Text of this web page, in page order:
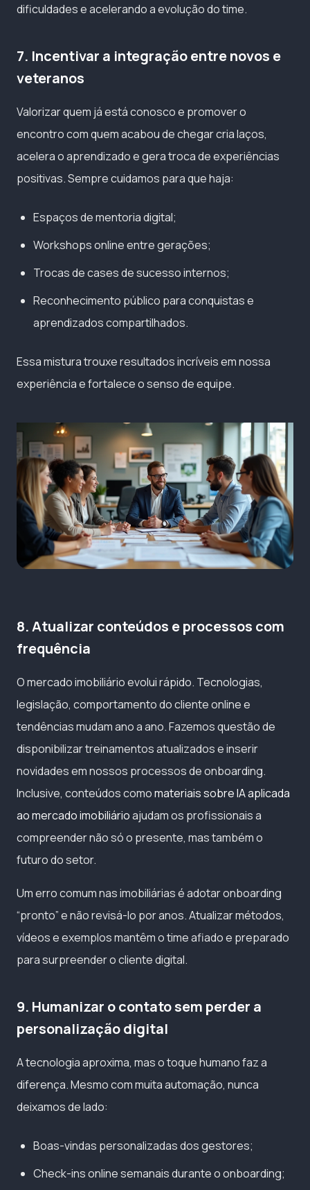
dificuldades e acelerando a evolução do time.
7. Incentivar a integração entre novos e
veteranos
Valorizar quem já está conosco e promover o
encontro com quem acabou de chegar cria laços,
acelera o aprendizado e gera troca de experiências
positivas. Sempre cuidamos para que haja:
Espaços de mentoria digital;
Workshops online entre gerações;
Trocas de cases de sucesso internos;
Reconhecimento público para conquistas e
aprendizados compartilhados.
Essa mistura trouxe resultados incríveis em nossa
experiência e fortalece o senso de equipe.
8. Atualizar conteúdos e processos com
frequência
O mercado imobiliário evolui rápido. Tecnologias,
legislação, comportamento do cliente online e
tendências mudam ano a ano. Fazemos questão de
disponibilizar treinamentos atualizados e inserir
novidades em nossos processos de onboarding.
Inclusive, conteúdos comomateriais sobre IA aplicada
ao mercado imobiliárioajudam os profissionais a
compreender não só o presente, mas também o
futuro do setor.
Um erro comum nas imobiliárias é adotar onboarding
“pronto” e não revisá-lo por anos. Atualizar métodos,
vídeos e exemplos mantêm o time afiado e preparado
para surpreender o cliente digital.
9. Humanizar o contato sem perder a
personalização digital
A tecnologia aproxima, mas o toque humano faz a
diferença. Mesmo com muita automação, nunca
deixamos de lado:
Boas-vindas personalizadas dos gestores;
Check-ins online semanais durante o onboarding;